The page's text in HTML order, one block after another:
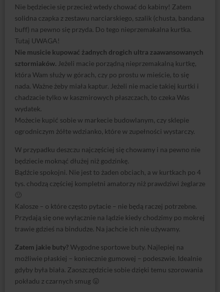
Nie będziecie się przecież wtedy chować do kabiny! Zatem
solidna czapka z zestawu narciarskiego, szalik (chusta, bandana
buff) na pewno się przyda. Do tego nieprzemakalna kurtka.
Tutaj UWAGA!
Nie musicie kupować żadnych drogich ultra zaawansowanych
sztormiaków. Jeżeli macie porządną nieprzemakalną kurtkę,
która Wam służy w górach, czy po prostu w mieście, to się
nada. Ważne żeby miała kaptur. Jeżeli nie macie takiej kurtki i
chadzacie tylko w kaszmirowych płaszczach, to czeka Was
wydatek.
Możecie kupić sobie w markecie budowlanym, czy sklepie
ogrodniczym żółte wdzianko, które w zupełności wystarczy.
W przypadku deszczu najczęściej się chowamy i na pewno nie
będziecie moknąć dłużej niż godzinkę.
Bądźcie spokojni. Nie jest to żaden obciach, a w kurtkach po 4
tys. chodzą częściej kompletni amatorzy niż prawdziwi żeglarze
🙂
Kalosze – o które często pytacie – nie będą raczej potrzebne.
Przydają się one wyłącznie na lądzie kiedy chodzimy po mokrej
trawie gdzieś na bindudze. Na jachcie ich nie używamy.
Zatem jakie buty? Wygodne sportowe buty. Najlepiej na
możliwie płaskiej – koniecznie gumowej – podeszwie. Idealnie
gdyby była biała. Zaoszczędzicie sobie dzięki temu szorowania
pokładu z czarnych smug 😛